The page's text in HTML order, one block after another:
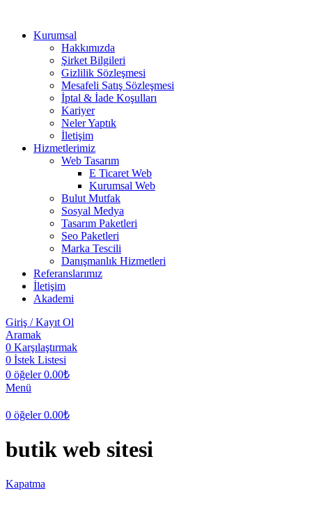
Kurumsal
Hakkımızda
Şirket Bilgileri
Gizlilik Sözleşmesi
Mesafeli Satış Sözleşmesi
İptal & İade Koşulları
Kariyer
Neler Yaptık
İletişim
Hizmetlerimiz
Web Tasarım
E Ticaret Web
Kurumsal Web
Bulut Mutfak
Sosyal Medya
Tasarım Paketleri
Seo Paketleri
Marka Tescili
Danışmanlık Hizmetleri
Referanslarımız
İletişim
Akademi
Giriş / Kayıt Ol
Aramak
0 Karşılaştırmak
0 İstek Listesi
0 öğeler 0.00₺
Menü
0 öğeler 0.00₺
butik web sitesi
Kapatma